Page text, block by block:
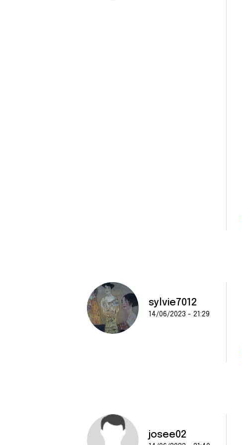
sylvie7012
14/06/2023 - 21:29
josee02